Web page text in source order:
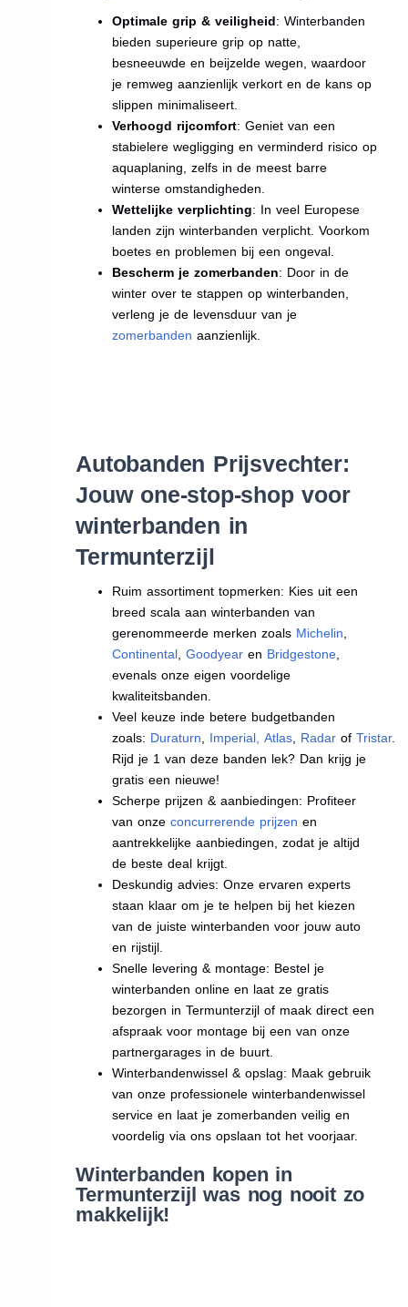
Optimale grip & veiligheid: Winterbanden
bieden superieure grip op natte,
besneeuwde en beijzelde wegen, waardoor
je remweg aanzienlijk verkort en de kans op
slippen minimaliseert.
Verhoogd rijcomfort: Geniet van een
stabielere wegligging en verminderd risico op
aquaplaning, zelfs in de meest barre
winterse omstandigheden.
Wettelijke verplichting: In veel Europese
landen zijn winterbanden verplicht. Voorkom
boetes en problemen bij een ongeval.
Bescherm je zomerbanden: Door in de
winter over te stappen op winterbanden,
verleng je de levensduur van je
zomerbanden aanzienlijk.
Autobanden Prijsvechter:
Jouw one-stop-shop voor
winterbanden in
Termunterzijl
Ruim assortiment topmerken: Kies uit een
breed scala aan winterbanden van
gerenommeerde merken zoals Michelin
Continental ,Goodyear en Bridgestone
evenals onze eigen voordelige
kwaliteitsbanden.
Veel keuze inde betere budgetbanden
zoals: Duraturn Imperial Atlas Radar ofTristar.
Rijd je 1 van deze banden lek? Dan krijg je
gratis een nieuwe!
Scherpe prijzen & aanbiedingen: Profiteer
van onzeconcurrerende prijzen en
aantrekkelijke aanbiedingen, zodat je altijd
de beste deal krijgt.
Deskundig advies: Onze ervaren experts
staan klaar om je te helpen bij het kiezen
van de juiste winterbanden voor jouw auto
en rijstijl.
Snelle levering & montage: Bestel je
winterbanden online en laat ze gratis
bezorgen in Termunterzijl of maak direct een
afspraak voor montage bij een van onze
partnergarages in de buurt.
Winterbandenwissel & opslag: Maak gebruik
van onze professionele winterbandenwissel
service en laat je zomerbanden veilig en
voordelig via ons opslaan tot het voorjaar.
Winterbanden kopen in
Termunterzijl was nog nooit zo
makkelijk!